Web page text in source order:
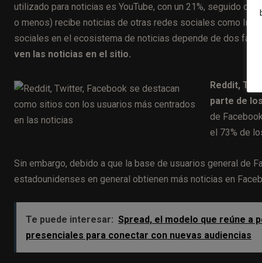
utilizado para noticias es YouTube, con un 21%, seguido de
o menos) recibe noticias de otras redes sociales como
sociales en el ecosistema de noticias depende de dos
ven las noticias en el sitio.
Reddit,
parte de
de
el 73% de
Sin embargo, debido a que la base de usuarios general de
estadounidenses en general obtienen más noticias en
Te puede interesar: Spread, el modelo que reúne a
presenciales para conectar con nuevas audiencias